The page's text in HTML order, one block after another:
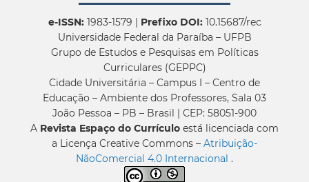
e-ISSN:1983-1579 | Prefixo DOI:10.15687/rec
Universidade Federal da Paraíba – UFPB
Grupo de Estudos e Pesquisas em Políticas
Curriculares (GEPPC)
Cidade Universitária – Campus I – Centro de
Educação – Ambiente dos Professores, Sala 03
João Pessoa – PB – Brasil | CEP: 58051-900
A Revista Espaço do Currículo está licenciada com
a Licença Creative Commons – Atribuição-
NãoComercial 4.0 Internacional .